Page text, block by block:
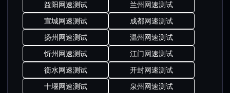
益阳网速测试
兰州网速测试
宣城网速测试
成都网速测试
扬州网速测试
温州网速测试
忻州网速测试
江门网速测试
衡水网速测试
开封网速测试
十堰网速测试
泉州网速测试